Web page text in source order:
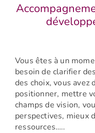
Vous êtes à un
besoin de clarifier
des choix, vous avez
positionner, mettre
champs de vision,
perspectives, mieux
ressources…..